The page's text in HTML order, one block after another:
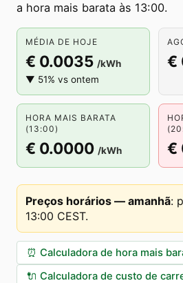
a hora mais barata às 13:00.
MÉDIA DE HOJE
€ 0.0035 /kWh
▼ 51% vs ontem
€
HORA MAIS BARATA
(13:00)
€ 0.0000 /kWh €
Preços horários — amanhã:
13:00 CEST.
⏰ Calculadora de hora mais
🔌 Calculadora de custo de